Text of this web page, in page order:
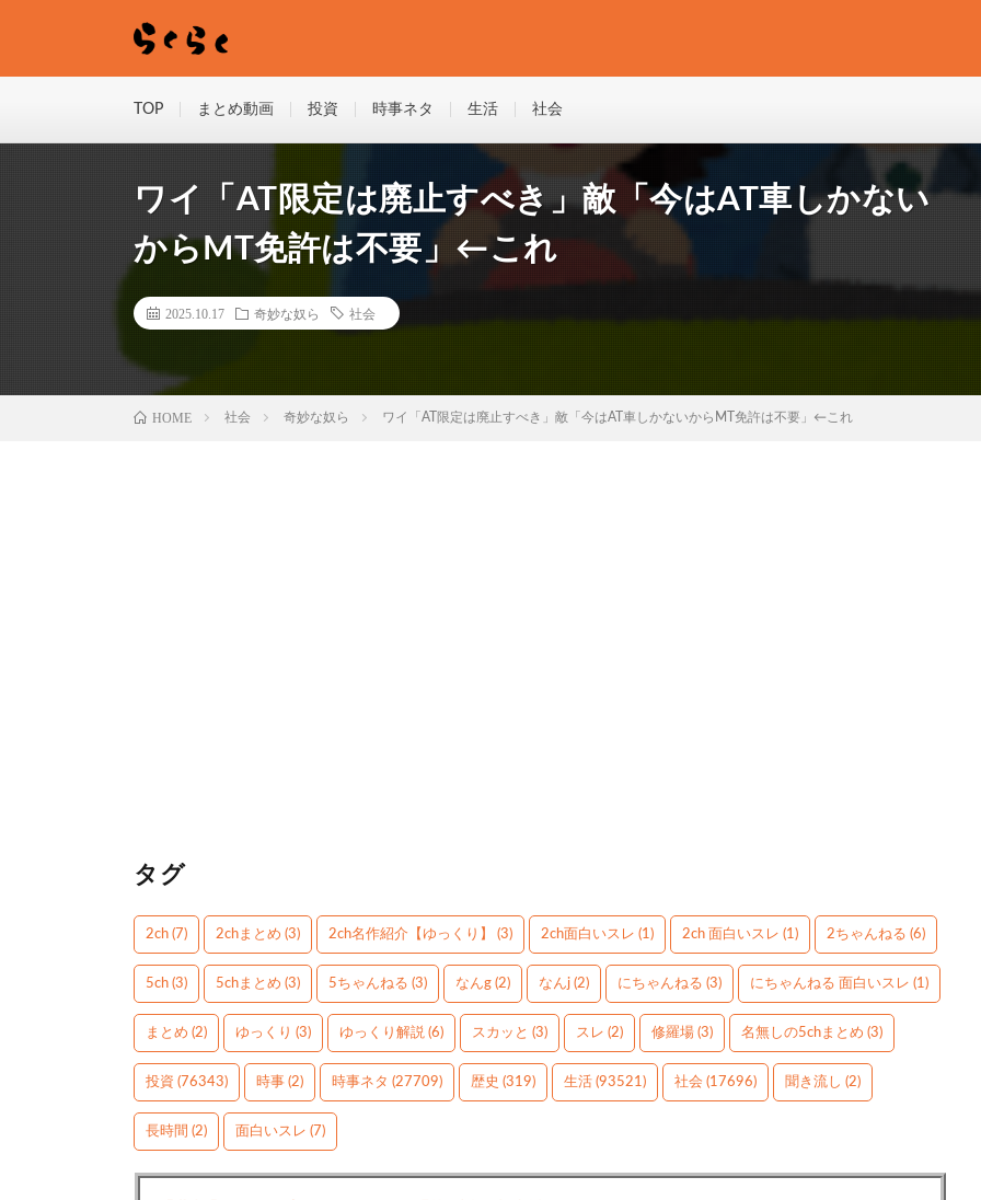
TOP まとめ動画 投資 時事ネタ 生活 社会
ワイ「AT限定は廃止すべき」敵「今はAT車しかない
からMT免許は不要」←これ
2025.10.17 奇妙な奴ら 社会
HOME 社会 奇妙な奴ら ワイ「AT限定は廃止すべき」敵「今はAT車しかないからMT免許は不要」←これ
タグ
2ch (7) 2chまとめ (3) 2ch名作紹介【ゆっくり】 (3) 2ch面白いスレ (1) 2ch 面白いスレ (1) 2ちゃんねる (6)
5ch (3) 5chまとめ (3) 5ちゃんねる (3) なんg (2) なんj (2) にちゃんねる (3) にちゃんねる 面白いスレ (1)
まとめ (2) ゆっくり (3) ゆっくり解説 (6) スカッと (3) スレ (2) 修羅場 (3) 名無しの5chまとめ (3)
投資 (76343) 時事 (2) 時事ネタ (27709) 歴史 (319) 生活 (93521) 社会 (17696) 聞き流し (2)
長時間 (2) 面白いスレ (7)